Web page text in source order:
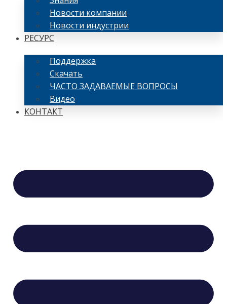
Новости компании
Новости индустрии
РЕСУРС
Поддержка
Скачать
ЧАСТО ЗАДАВАЕМЫЕ ВОПРОСЫ
Видео
КОНТАКТ